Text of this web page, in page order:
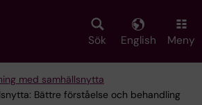
Sök English Meny
med samhällsnytta
Bättre förståelse och behandling